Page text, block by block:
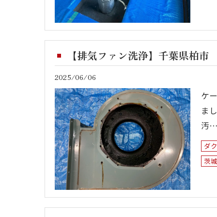
【排気ファン洗浄】千葉県柏
2025/06/06
ケ
ま
汚
ダ
茨